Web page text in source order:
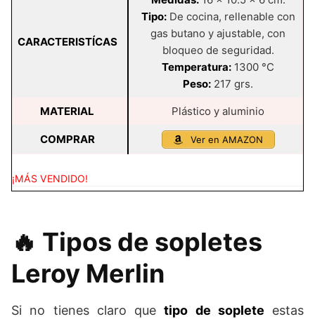
CARACTERISTÍCAS
Tipo:De cocina, rellenable con
gas butano y ajustable, con
bloqueo de seguridad.
Temperatura: 1300 °C
Peso: 217 grs.
MATERIAL Plástico y aluminio
COMPRAR Ver en AMAZON
¡MÁS VENDIDO!
🔥 Tipos de sopletes
Leroy Merlin
Si no tienes claro quetipo de soplete estas